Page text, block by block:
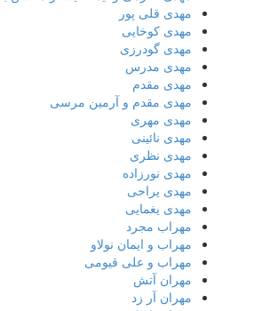
مهدی قلی پور
مهدی کوخایی
مهدی گودرزی
مهدی مدرس
مهدی مقدم
مهدی مقدم و آرمین مرسی
مهدی مهری
مهدی نائینی
مهدی نظری
مهدی نورزاده
مهدی یراحی
مهدی یغمایی
مهراب مجرد
مهراب و ایمان نولاو
مهراب و علی قیومی
مهران آتش
مهران آر زد